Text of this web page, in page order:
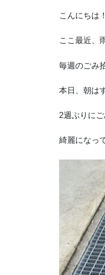
こんにちは！
ここ最近、
毎週のごみ
本日、朝は
2週ぶりに
綺麗になっ